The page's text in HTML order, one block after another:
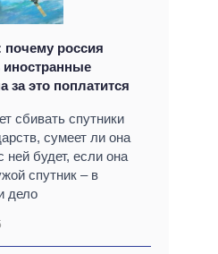
россия
иностранные
за это поплатится
сбивать спутники
сумеет ли она
ней будет, если она
спутник – в
дело